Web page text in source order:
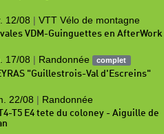
12/08 | VTT Vélo de montagne
VDM-Guinguettes en AfterWork
17/08 | Randonnée complet
"Guillestrois-Val d'Escreins"
22/08 | Randonnée
T5 E4 tete du coloney - Aiguille de